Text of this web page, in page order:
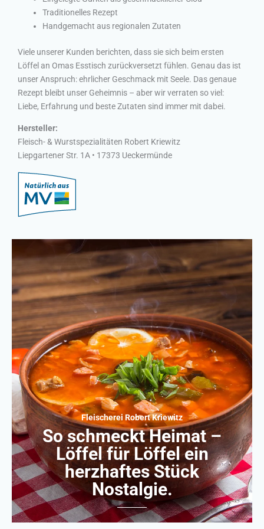
Traditionelles Rezept
Handgemacht aus regionalen Zutaten
Viele unserer Kunden berichten, dass sie sich beim ersten
Löffel an Omas Esstisch zurückversetzt fühlen. Genau das ist
unser Anspruch: ehrlicher Geschmack mit Seele. Das genaue
Rezept bleibt unser Geheimnis – aber wir verraten so viel:
Liebe, Erfahrung und beste Zutaten sind immer mit dabei.
Hersteller:
Fleisch- & Wurstspezialitäten Robert Kriewitz
Liepgartener Str. 1A • 17373 Ueckermünde
Fleischerei Robert Kriewitz
So schmeckt Heimat –
Löffel für Löffel ein
herzhaftes Stück
Nostalgie.